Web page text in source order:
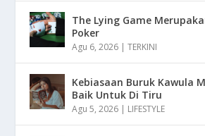
The Lying Game
Poker
Agu 6, 2026 |TERKINI
Kebiasaan Buruk Kawula
Baik Untuk Di Tiru
Agu 5, 2026 | LIFESTYLE